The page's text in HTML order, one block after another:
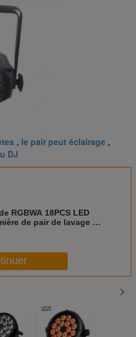
, le pair peut éclairage ,
DJ
RGBWA 18PCS LED
de pair de lavage de